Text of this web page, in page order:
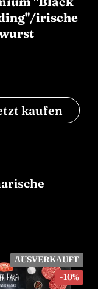
irische
kaufen
AUSVERKAUFT
-10%